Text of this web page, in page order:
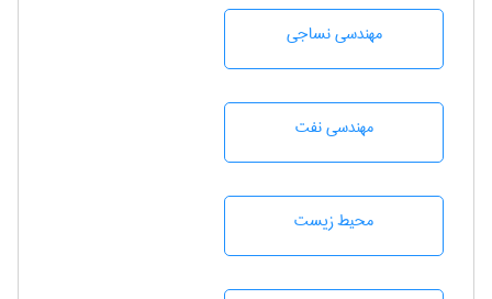
مهندسي نساجی
مهندسی نفت
محيط زيست